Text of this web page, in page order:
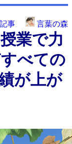
事 言葉の森
業で力
べての
が上が